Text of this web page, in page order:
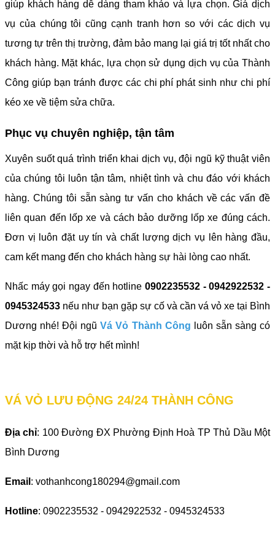
giúp khách hàng dễ dàng tham khảo và lựa chọn. Giá dịch
vụ của chúng tôi cũng cạnh tranh hơn so với các dịch vụ
tương tự trên thị trường, đảm bảo mang lại giá trị tốt nhất cho
khách hàng. Mặt khác, lựa chọn sử dụng dịch vụ của Thành
Công giúp bạn tránh được các chi phí phát sinh như chi phí
kéo xe về tiệm sửa chữa.
Phục vụ chuyên nghiệp, tận tâm
Xuyên suốt quá trình triển khai dịch vụ, đội ngũ kỹ thuật viên
của chúng tôi luôn tận tâm, nhiệt tình và chu đáo với khách
hàng. Chúng tôi sẵn sàng tư vấn cho khách về các vấn đề
liên quan đến lốp xe và cách bảo dưỡng lốp xe đúng cách.
Đơn vị luôn đặt uy tín và chất lượng dịch vụ lên hàng đầu,
cam kết mang đến cho khách hàng sự hài lòng cao nhất.
Nhấc máy gọi ngay đến hotline 0902235532 - 0942922532 -
0945324533 nếu như bạn gặp sự cố và cần vá vỏ xe tại Bình
Dương nhé! Đội ngũVá Vỏ Thành Công luôn sẵn sàng có
mặt kịp thời và hỗ trợ hết mình!
VÁ VỎ LƯU ĐỘNG 24/24 THÀNH CÔNG
Địa chỉ: 100 Đường ĐX Phường Định Hoà TP Thủ Dầu Một
Bình Dương
Email : vothanhcong180294@gmail.com
Hotline: 0902235532 - 0942922532 - 0945324533